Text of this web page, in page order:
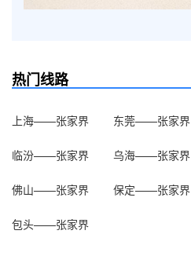
热门线路
上海——张家界 东莞——张家界
临汾——张家界 乌海——张家界
佛山——张家界 保定——张家界
包头——张家界